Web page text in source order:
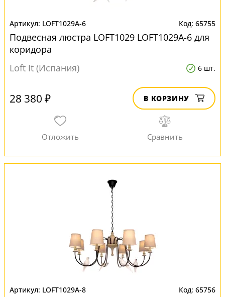
LOFT1029A-6 65755
Подвесная люстра LOFT1029 LOFT1029A-6 для
коридора
Loft It (Испания)
6 шт.
28 380 ₽ В КОРЗИНУ
LOFT1029A-8 65756